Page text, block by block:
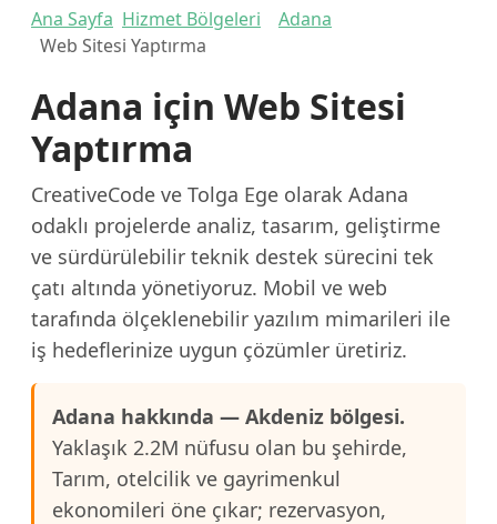
Ana Sayfa Hizmet Bölgeleri
Adana
Web Sitesi Yaptırma
Adana için Web Sitesi
Yaptırma
CreativeCode ve Tolga Ege olarak Adana
odaklı projelerde analiz, tasarım, geliştirme
ve sürdürülebilir teknik destek sürecini tek
çatı altında yönetiyoruz. Mobil ve web
tarafında ölçeklenebilir yazılım mimarileri ile
iş hedeflerinize uygun çözümler üretiriz.
Adana hakkında — Akdeniz bölgesi.
Yaklaşık 2.2M nüfusu olan bu şehirde,
Tarım, otelcilik ve gayrimenkul
ekonomileri öne çıkar; rezervasyon,